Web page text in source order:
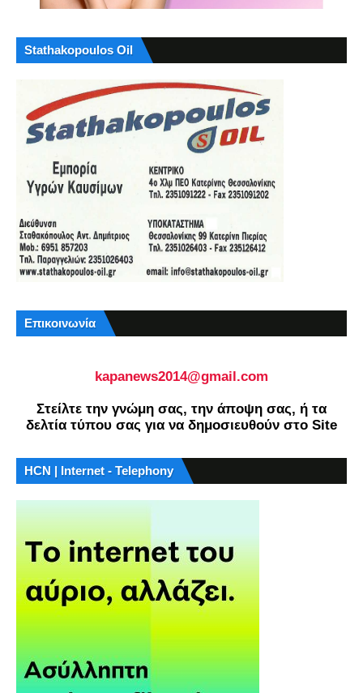
Stathakopoulos Oil
Επικοινωνία
kapanews2014@gmail.com
Στείλτε την γνώμη σας, την άποψη σας, ή τα
δελτία τύπου σας για να δημοσιευθούν στο Site
HCN | Internet - Telephony